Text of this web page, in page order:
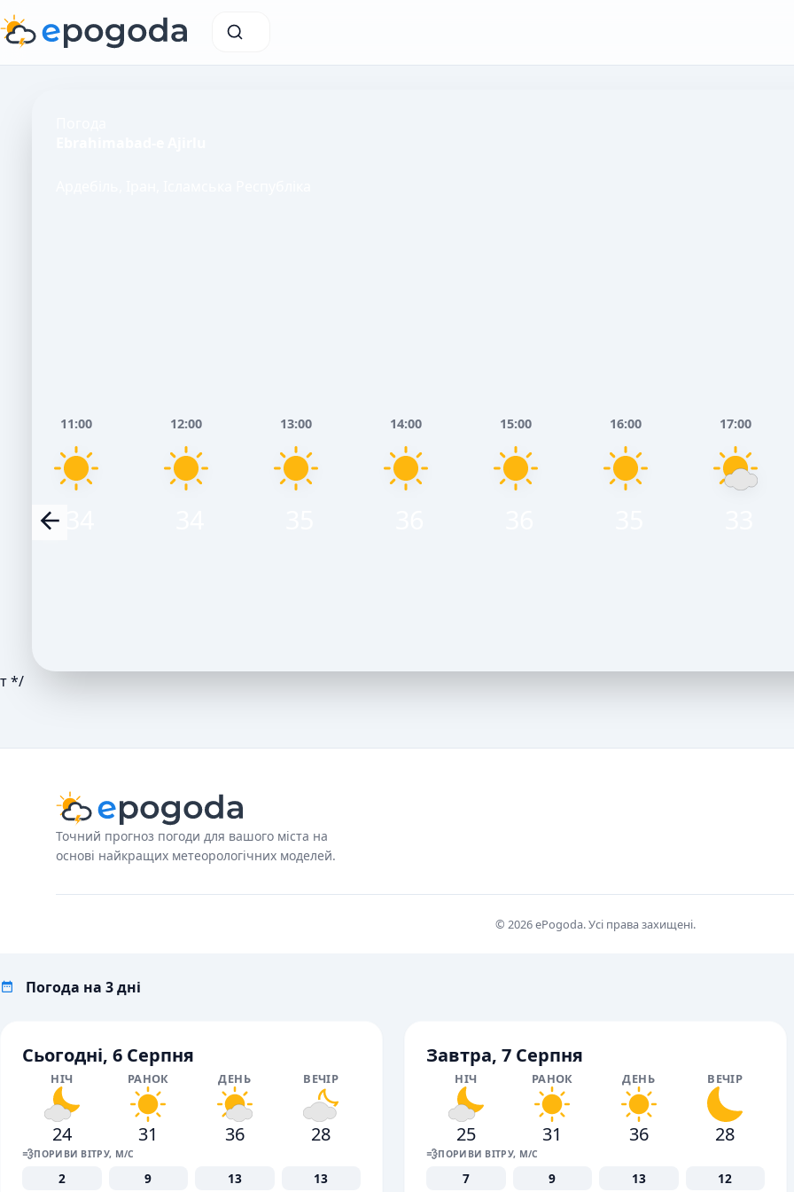
11:00 12:00 13:00 14:00 15:00 16:00 17:00
т */
Точний прогноз погоди для вашого міста на
основі найкращих метеорологічних моделей.
© 2026 ePogoda. Усі права захищені.
Погода на 3 дні
Сьогодні, 6 Серпня
НІЧ РАНОК ДЕНЬ ВЕЧІР
24 31 36 28
💨ПОРИВИ ВІТРУ, М/С
2 9 13 13
Завтра, 7 Серпня
НІЧ РАНОК ДЕНЬ ВЕЧІР
25 31 36 28
💨ПОРИВИ ВІТРУ, М/С
7 9 13 12